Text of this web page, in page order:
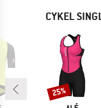
CYKEL
Rabat
25%